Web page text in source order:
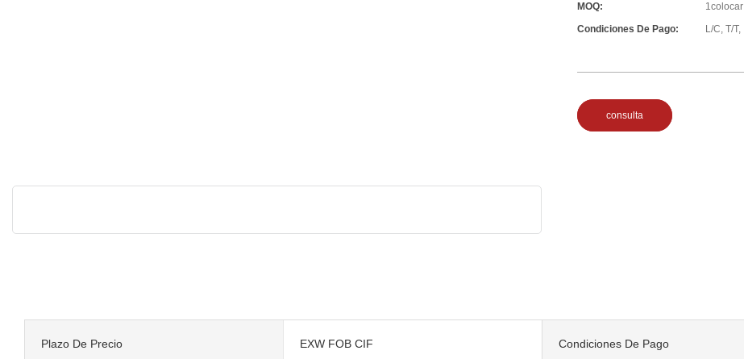
MOQ:
1colocar
Condiciones De Pago:
L/C, T/T,
consulta
Plazo De Precio EXW FOB CIF Condiciones De Pago